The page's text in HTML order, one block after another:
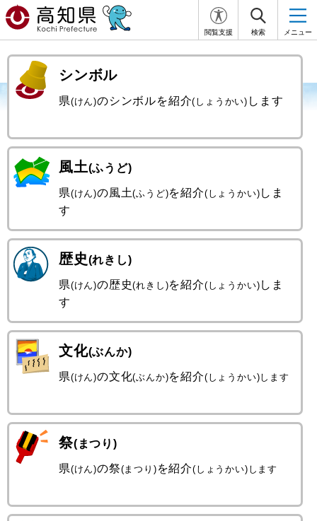
閲覧支援 検索 メニュー
シンボル
県(けん)のシンボルを紹介(しょうかい) します
風土(ふうど)
県(けん)の風土(ふうど)を紹介(しょうかい) しま
す
歴史(れきし)
県(けん)の歴史(れきし)を紹介(しょうかい) しま
す
文化(ぶんか)
県(けん)の文化(ぶんか)を紹介(しょうかい)します
祭(まつり)
県(けん)の祭(まつり) を紹介(しょうかい)します